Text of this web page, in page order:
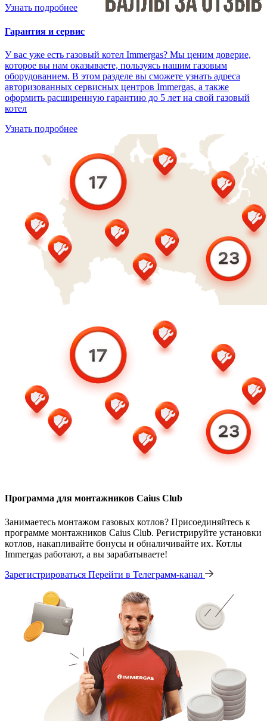
Узнать подробнее
Гарантия и сервис
У вас уже есть газовый котел Immergas? Мы ценим доверие,
которое вы нам оказываете, пользуясь нашим газовым
оборудованием. В этом разделе вы сможете узнать адреса
авторизованных сервисных центров Immergas, а также
оформить расширенную гарантию до 5 лет на свой газовый
котел
Узнать подробнее
Программа для монтажников Caius Club
Занимаетесь монтажом газовых котлов? Присоединяйтесь к
программе монтажников Caius Club. Регистрируйте установки
котлов, накапливайте бонусы и обналичивайте их. Котлы
Immergas работают, а вы зарабатываете!
Зарегистрироваться Перейти в Телеграмм-канал